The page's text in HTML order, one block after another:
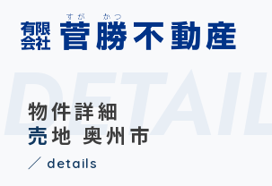
物件詳細
売地 奥州市
／ details
DETAILS